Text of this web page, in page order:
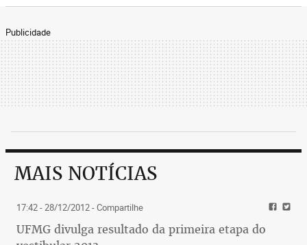
Publicidade
MAIS NOTÍCIAS
17:42 - 28/12/2012- Compartilhe
UFMG divulga resultado da primeira etapa do